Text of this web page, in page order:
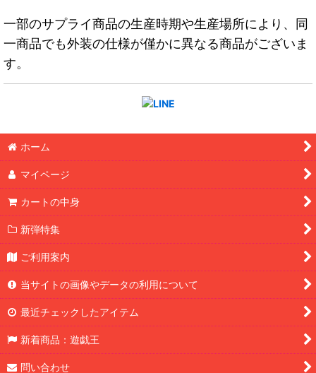
一部のサプライ商品の生産時期や生産場所により、同
一商品でも外装の仕様が僅かに異なる商品がございま
す。
ホーム
マイページ
カートの中身
新弾特集
ご利用案内
当サイトの画像やデータの利用について
最近チェックしたアイテム
新着商品：遊戯王
問い合わせ